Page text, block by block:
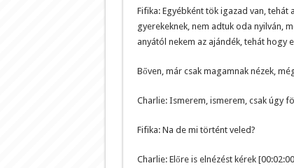
Fifika: Egyébként tök igazad van, tehát
gyerekeknek, nem adtuk oda nyilván,
anyától nekem az ajándék, tehát hogy
Bőven, már csak magamnak nézek,
Charlie: Ismerem, ismerem, csak úgy
Fifika: Na de mi történt veled?
Charlie: Előre is elnézést kérek